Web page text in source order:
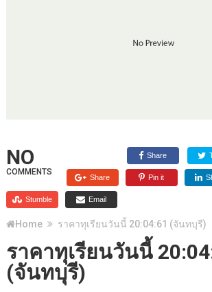
NO
COMMENTS
Share
Share Pin it
Stumble Email
Home ราคาทุเรียนวันนี้ 20:04:61 (จันทบุรี)
ราคาทุเรียนวันนี้
(จันทบุรี)